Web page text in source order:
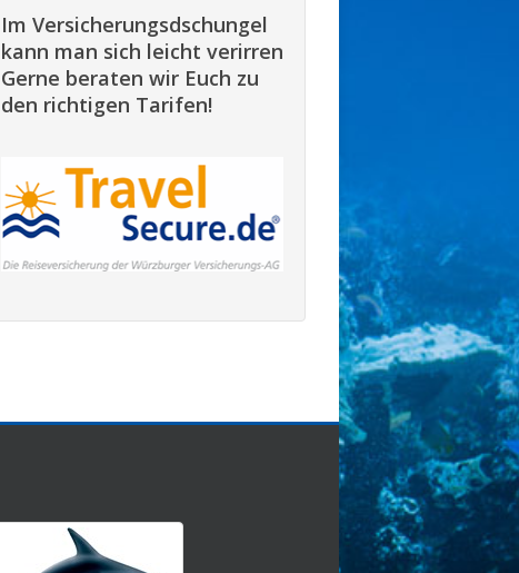
Im Versicherungsdschungel
kann man sich leicht verirren
Gerne beraten wir Euch zu
den richtigen Tarifen!